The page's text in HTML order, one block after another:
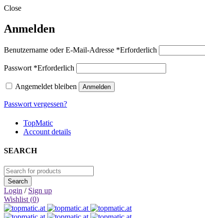
Close
Anmelden
Benutzername oder E-Mail-Adresse *Erforderlich
Passwort *Erforderlich
Angemeldet bleiben Anmelden
Passwort vergessen?
TopMatic
Account details
SEARCH
Login / Sign up
Wishlist (0)